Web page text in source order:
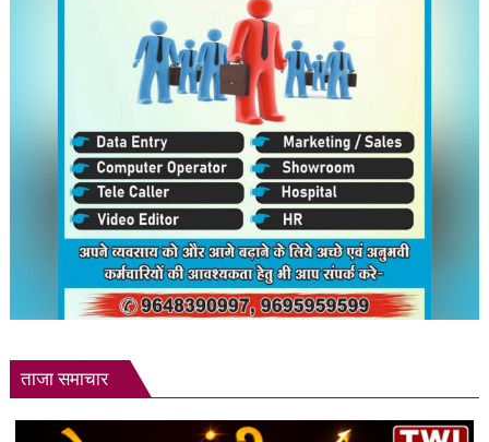
कर
सकेंगे;
स्क्रीन
का
सपोर्ट
भी
ताजा समाचार